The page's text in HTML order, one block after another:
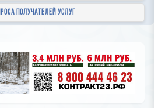
получателей услуг